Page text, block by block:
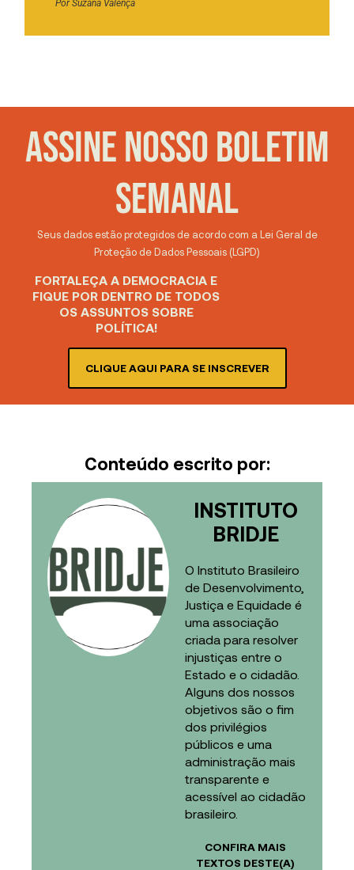
PorSuzana Valença
ASSINE NOSSO BOLETIM
SEMANAL
Seus dados estão protegidos de acordo com a Lei Geral de
Proteção de Dados Pessoais (LGPD)
FORTALEÇA A DEMOCRACIA E
FIQUE POR DENTRO DE TODOS
OS ASSUNTOS SOBRE
POLÍTICA!
CLIQUE AQUI PARA SE INSCREVER
Conteúdo escrito por:
INSTITUTO
BRIDJE
O Instituto Brasileiro
de Desenvolvimento,
Justiça e Equidade é
uma associação
criada para resolver
injustiças entre o
Estado e o cidadão.
Alguns dos nossos
objetivos são o fim
dos privilégios
públicos e uma
administração mais
transparente e
acessível ao cidadão
brasileiro.
CONFIRA MAIS
TEXTOS DESTE(A)